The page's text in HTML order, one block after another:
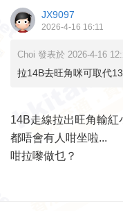
JX9097
2026-4-16 16:11
Choi 發表於 2026-4-16
拉14B去旺角咪可取代
14B走線拉出旺角輸紅
都唔會有人咁坐啦...
咁拉嚟做乜？